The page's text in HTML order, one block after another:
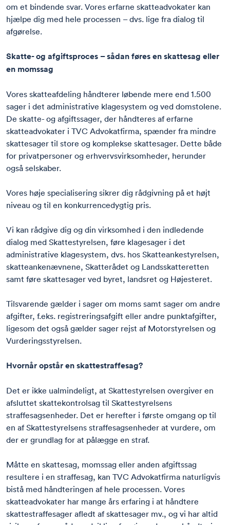
om et bindende svar. Vores erfarne skatteadvokater kan
hjælpe dig med hele processen – dvs. lige fra dialog til
afgørelse.
Skatte- og afgiftsproces – sådan føres en skattesag eller
en momssag
Vores skatteafdeling håndterer løbende mere end 1.500
sager i det administrative klagesystem og ved domstolene.
De skatte- og afgiftssager, der håndteres af erfarne
skatteadvokater i TVC Advokatfirma, spænder fra mindre
skattesager til store og komplekse skattesager. Dette både
for privatpersoner og erhvervsvirksomheder, herunder
også selskaber.
Vores høje specialisering sikrer dig rådgivning på et højt
niveau og til en konkurrencedygtig pris.
Vi kan rådgive dig og din virksomhed i den indledende
dialog med Skattestyrelsen, føre klagesager i det
administrative klagesystem, dvs. hos Skatteankestyrelsen,
skatteankenævnene, Skatterådet og Landsskatteretten
samt føre skattesager ved byret, landsret og Højesteret.
Tilsvarende gælder i sager om moms samt sager om andre
afgifter, f.eks. registreringsafgift eller andre punktafgifter,
ligesom det også gælder sager rejst af Motorstyrelsen og
Vurderingsstyrelsen.
Hvornår opstår en skattestraffesag?
Det er ikke ualmindeligt, at Skattestyrelsen overgiver en
afsluttet skattekontrolsag til Skattestyrelsens
straffesagsenheder. Det er herefter i første omgang op til
en af Skattestyrelsens straffesagsenheder at vurdere, om
der er grundlag for at pålægge en straf.
Måtte en skattesag, momssag eller anden afgiftssag
resultere i en straffesag, kan TVC Advokatfirma naturligvis
bistå med håndteringen af hele processen. Vores
skatteadvokater har mange års erfaring i at håndtere
skattestraffesager afledt af skattesager mv., og vi har altid